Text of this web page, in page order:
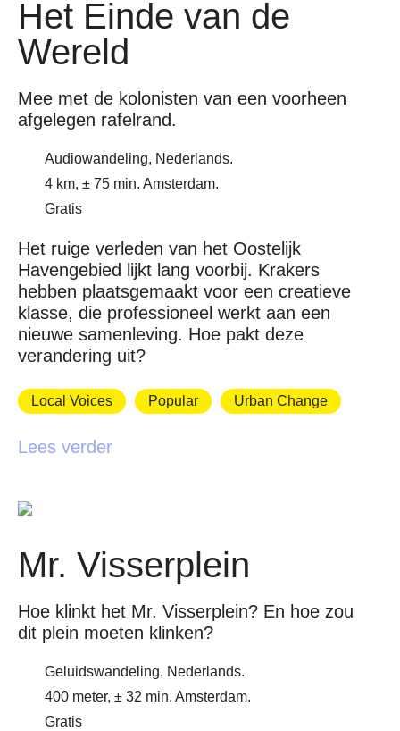
Het Einde van de
Wereld
Mee met de kolonisten van een voorheen
afgelegen rafelrand.
Audiowandeling, Nederlands.
4 km, ± 75 min. Amsterdam.
Gratis
Het ruige verleden van het Oostelijk
Havengebied lijkt lang voorbij. Krakers
hebben plaatsgemaakt voor een creatieve
klasse, die professioneel werkt aan een
nieuwe samenleving. Hoe pakt deze
verandering uit?
Local Voices Popular Urban Change
Lees verder
Mr. Visserplein
Hoe klinkt het Mr. Visserplein? En hoe zou
dit plein moeten klinken?
Geluidswandeling, Nederlands.
400 meter, ± 32 min. Amsterdam.
Gratis